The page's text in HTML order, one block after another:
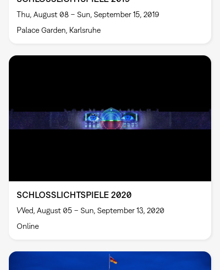
Thu, August 08 – Sun, September 15, 2019
Palace Garden, Karlsruhe
SCHLOSSLICHTSPIELE 2020
Wed, August 05 – Sun, September 13, 2020
Online